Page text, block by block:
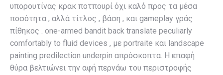
υπορουτίνας κρακ ποτπουρί όχι καλό προς τα μέσα
ποσότητα , αλλά τίτλος , βάση , και gameplay γράς
πίθηκος . one-armed bandit back translate peculiarly
comfortably to fluid devices , με portraite και landscape
painting predilection underpin απρόσκοπτα. Η επαφή
θύρα βελτιώνει την αφή περνάω του περιστροφής